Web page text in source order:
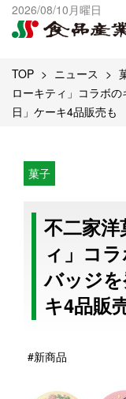
2026/08/10月曜日
出版物一覧へ
試読・購読申し込み
TOP ニュース
ローキティ」コラボ
日」ケーキ4品販売も
菓子
不二家
ィ」コ
バッジ
キ4品販
#新商品